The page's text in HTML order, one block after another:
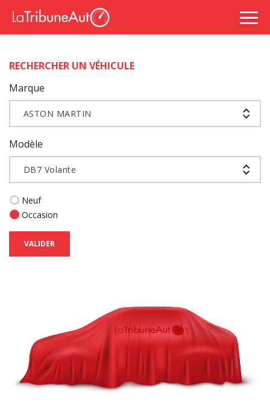
RECHERCHER UN VÉHICULE
Marque
ASTON MARTIN
Modèle
DB7 Volante
Neuf
Occasion
VALIDER